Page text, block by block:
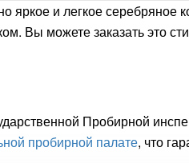
и легкое серебряное
Вы можете заказать это
Пробирной
пробирной палате, что